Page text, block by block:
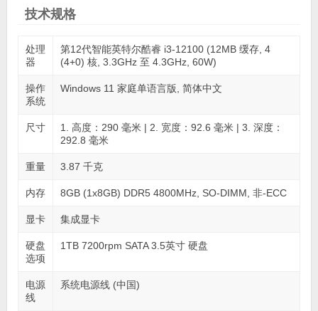
技术规格
处理
器
第12代智能英特尔酷睿 i3-12100 (12MB 缓存, 4
(4+0) 核, 3.3GHz 至 4.3GHz, 60W)
操作
系统
Windows 11 家庭单语言版, 简体中文
尺寸
1. 高度：290 毫米 | 2. 宽度：92.6 毫米 | 3. 深度：
292.8 毫米
重量 3.87 千克
内存 8GB (1x8GB) DDR5 4800MHz, SO-DIMM, 非-ECC
显卡 集成显卡
硬盘
选项
1TB 7200rpm SATA 3.5英寸 硬盘
电源
线
系统电源线 (中国)